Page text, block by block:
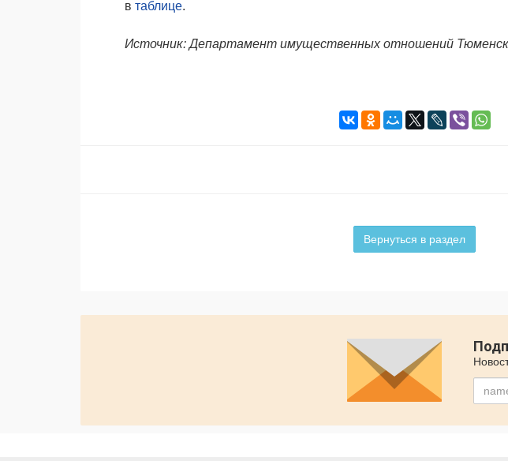
в таблице.
Источник: Департамент имущественных отношений
Вернуться в раздел